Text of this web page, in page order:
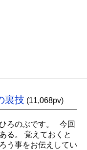
裏技 (11,068pv)
ろのぶです。 今回
る。 覚えておくと
う事をお伝えしてい